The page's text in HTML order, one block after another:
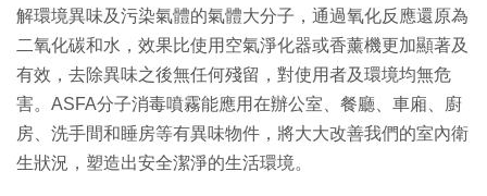
解環境異味及污染氣體的氣體大分子， 通過氧化反應還原為
二氧化碳和水， 效果比使用空氣淨化器或香薰機更加顯著及
有效， 去除異味之後無任何殘留，對使用者及環境均無危
害。ASFA分子消毒噴霧能應用在辦公室、餐廳、車廂、廚
房、 洗手間和睡房等有異味物件，將大大改善我們的室內衛
生狀況， 塑造出安全潔淨的生活環境。